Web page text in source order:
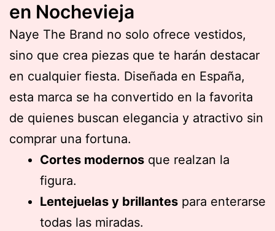
en Nochevieja
Naye The Brand no solo ofrece vestidos,
sino que crea piezas que te harán destacar
en cualquier fiesta. Diseñada en España,
esta marca se ha convertido en la favorita
de quienes buscan elegancia y atractivo sin
comprar una fortuna.
Cortes modernos que realzan la
figura.
Lentejuelas y brillantes para enterarse
todas las miradas.